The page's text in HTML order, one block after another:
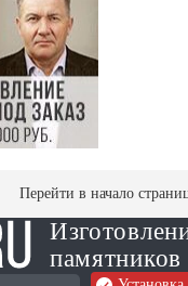
Перейти в начало
памятников